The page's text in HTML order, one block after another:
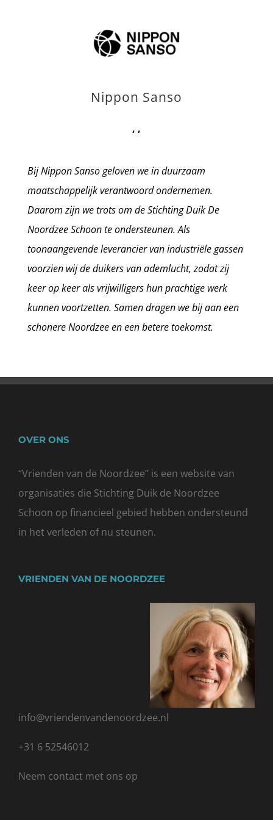
Nippon Sanso
, ,
Bij Nippon Sanso geloven we in duurzaam
maatschappelijk verantwoord ondernemen.
Daarom zijn we trots om de Stichting Duik De
Noordzee Schoon te ondersteunen. Als
toonaangevende leverancier van industriële gassen
voorzien wij de duikers van ademlucht, zodat zij
keer op keer als vrijwilligers hun prachtige werk
kunnen voortzetten. Samen dragen we bij aan een
schonere Noordzee en een betere toekomst.
OVER ONS
“Vrienden van de Noordzee” is een website van
organisaties die Stichting Duik de Noordzee
Schoon op financieel gebied hebben ondersteund
in het verleden of nu steunen.
VRIENDEN VAN DE NOORDZEE
info@vriendenvandenoordzee.nl
+31 6 52546012
Neem contact met ons op